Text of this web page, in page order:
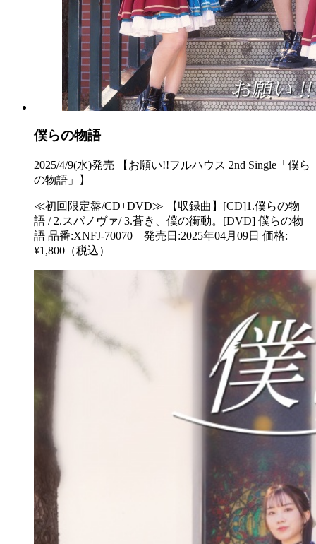
僕らの物語
2025/4/9(水)発売 【お願い!!フルハウス 2nd Single「僕ら
の物語」】
≪初回限定盤/CD+DVD≫ 【収録曲】[CD]1.僕らの物
語 / 2.スパノヴァ/ 3.蒼き、僕の衝動。[DVD] 僕らの物
語 品番:XNFJ-70070 発売日:2025年04月09日 価格:
¥1,800（税込）